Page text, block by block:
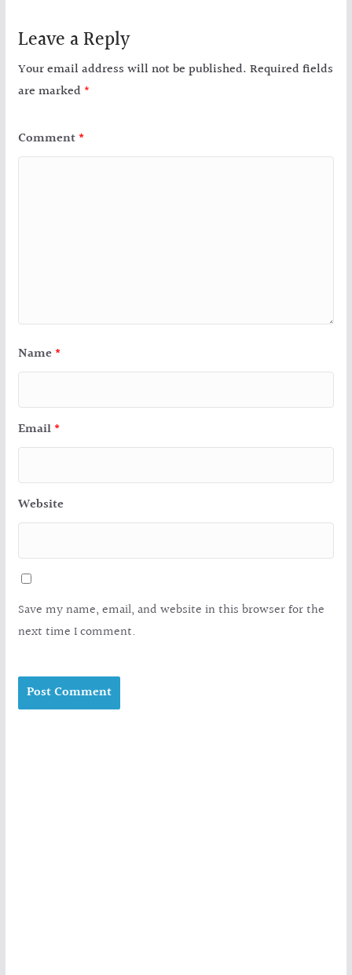
Leave a Reply
Your email address will not be published. Required fields
are marked *
Comment *
Name *
Email *
Website
Save my name, email, and website in this browser for the
next time I comment.